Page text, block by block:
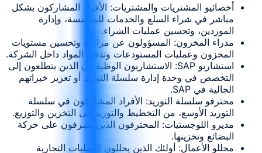
أخصائيو المشتريات والمشتريات: الأفراد المشاركون بشكل
مباشر في شراء السلع والخدمات للمؤسسة، وإدارة
الموردين، وتحسين عمليات الشراء.
مدراء المخزون: المسؤولون عن مراقبة وتحسين مستويات
المخزون وعمليات المستودعات وتدفق المواد داخل الشركة.
استشاريو SAP: الاستشاريون الوظيفيون الذين يتطلعون إلى
التخصص في وحدة إدارة سلسلة التوريد أو تعزيز خبراتهم
الحالية في SAP.
محترفو سلسلة التوريد: الأفراد المشاركون في سلسلة
التوريد الأوسع، من التخطيط والتوريد إلى التخزين والتوزيع.
مديرو اللوجستيات: المحترفون الذين يشرفون على حركة
البضائع وتخزينها.
محللو الأعمال: أولئك الذين يحللون العمليات التجارية